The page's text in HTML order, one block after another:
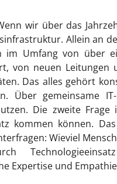
wir über das
Allein an
im Umfang von über
von neuen Leitungen
Das alles gehört
Über gemeinsame
Die zweite
kommen können.
Wieviel
Expertise und